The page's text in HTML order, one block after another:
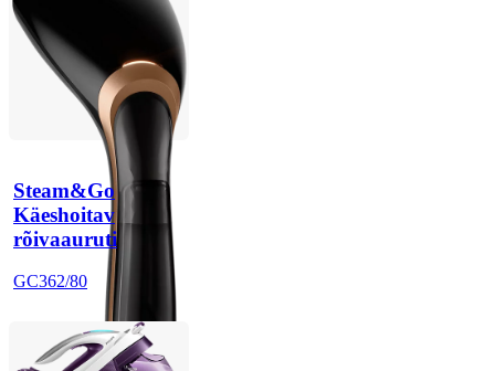
Steam&Go
Käeshoitav
rõivaauruti
GC362/80